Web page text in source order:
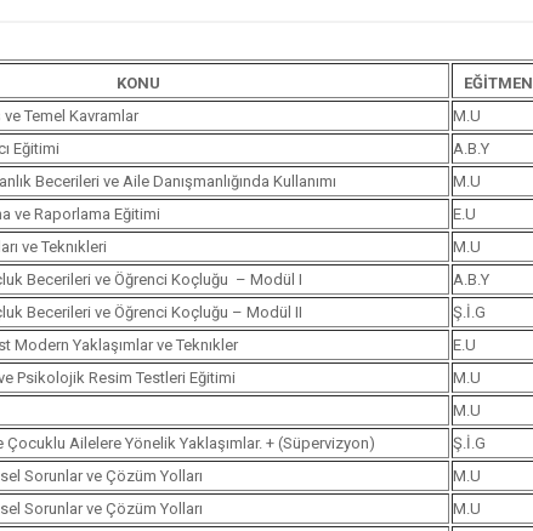
KONU EĞİTMEN
ve Temel Kavramlar M.U
Eğitimi A.B.Y
Becerileri ve Aile Danışmanlığında Kullanımı M.U
ve Raporlama Eğitimi E.U
ve Teknıkleri M.U
Becerileri ve Öğrenci Koçluğu – Modül I A.B.Y
Becerileri ve Öğrenci Koçluğu – Modül II Ş.İ.G
Modern Yaklaşımlar ve Teknıkler E.U
Psikolojik Resim Testleri Eğitimi M.U
M.U
Çocuklu Ailelere Yönelik Yaklaşımlar. + (Süpervizyon) Ş.İ.G
Sorunlar ve Çözüm Yolları M.U
Sorunlar ve Çözüm Yolları M.U